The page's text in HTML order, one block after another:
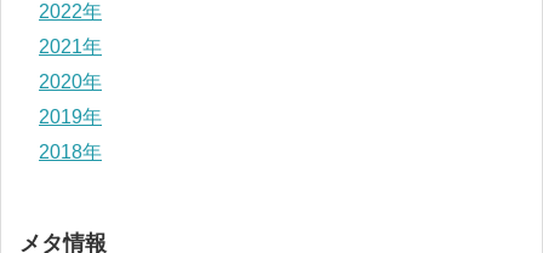
2022年
2021年
2020年
2019年
2018年
メタ情報